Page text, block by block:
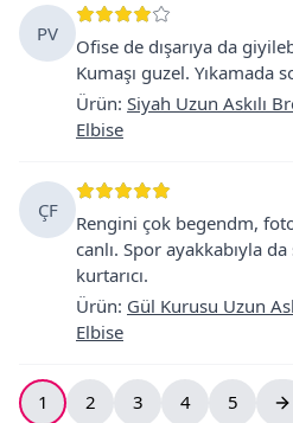
PV
Ofise de dışarıya da
Kumaşı guzel. Yıkamada
Ürün: Siyah Uzun Askılı
Elbise
ÇF
Rengini çok begendm,
canlı. Spor ayakkabıyla
kurtarıcı.
Ürün: Gül Kurusu Uzun
Elbise
1 2 3 4 5